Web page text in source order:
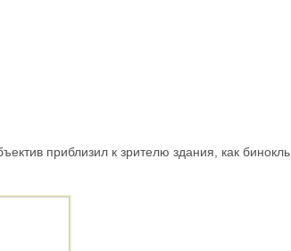
приблизил к зрителю здания, как бинокль.